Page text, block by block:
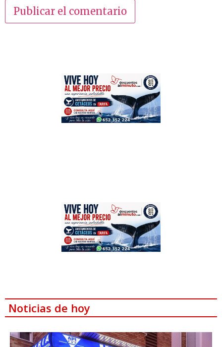
Noticias de hoy